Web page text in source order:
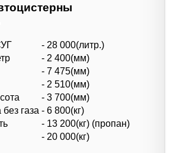
- 28 000(литр.)
- 2 400(мм)
- 7 475(мм)
- 2 510(мм)
- 3 700(мм)
газа - 6 800(кг)
- 13 200(кг) (пропан)
- 20 000(кг)